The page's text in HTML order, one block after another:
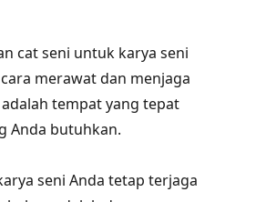
cat seni untuk karya seni
merawat dan menjaga
tempat yang tepat
Anda butuhkan.
seni Anda tetap terjaga